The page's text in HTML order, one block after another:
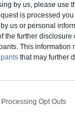
by us, please use
is processed
us or personal
the further
This information
that may further
Opt Outs